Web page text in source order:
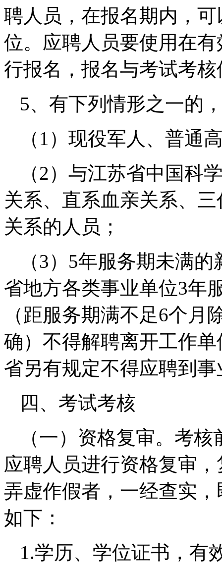
聘人员，在报名期内，
位。应聘人员要使用在
行报名，报名与考试考
5、有下列情形之一的
（1）现役军人、普通
（2）与江苏省中国科
关系、直系血亲关系、
关系的人员；
（3）5年服务期未满
省地方各类事业单位3年
（距服务期满不足6个
确）不得解聘离开工作
省另有规定不得应聘到
四、考试考核
（一）资格复审。考
应聘人员进行资格复审
弄虚作假者，一经查实
如下：
1.学历、学位证书，有